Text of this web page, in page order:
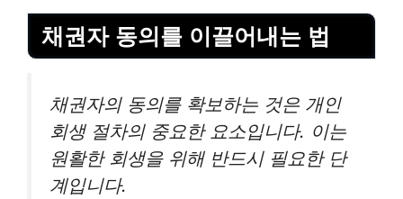
채권자 동의를 이끌어내는 법
채권자의 동의를 확보하는 것은 개인
회생 절차의 중요한 요소입니다. 이는
원활한 회생을 위해 반드시 필요한 단
계입니다.